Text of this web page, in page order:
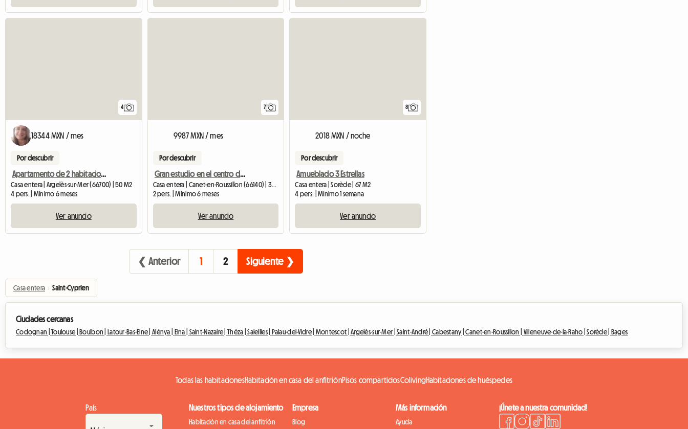
4
18344 MXN / mes
Por descubrir
Apartamento de 2 habitaciones en el centro de Argelès en una zona tranquila.
Casa entera | Argelès-sur-Mer (66700) | 50 M2
4 pers. | Mínimo 6 meses
Ver anuncio
7
9987 MXN / mes
Por descubrir
Gran estudio en el centro de Canet Plage (66140) en alquiler por 1 noche.
Casa entera | Canet-en-Roussillon (66140) | 39 M2
2 pers. | Mínimo 6 meses
Ver anuncio
8
2018 MXN / noche
Por descubrir
Amueblado 3 Estrellas
Casa entera | Sorède | 67 M2
4 pers. | Mínimo 1 semana
Ver anuncio
❮ Anterior 1 2 Siguiente ❯
Casa entera › Saint-Cyprien
Ciudades cercanas
Codognan |Toulouse | Boulbon | Latour-Bas-Elne |Alénya | Elna | Saint-Nazaire |Théza |Saleilles | Palau-del-Vidre | Montescot |Argelès-sur-Mer |Saint-André |Cabestany |Canet-en-Roussillon | Villeneuve-de-la-Raho |Sorède | Bages
Todas las habitacionesHabitación en casa del anfitriónPisos compartidosColivingHabitaciones de huéspedes
País Nuestros tipos de alojamiento
Habitación en casa del anfitrión
Empresa
Blog
Más información
Ayuda
¡Únete a nuestra comunidad!